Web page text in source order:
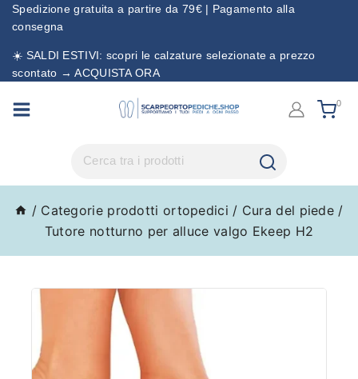
Spedizione gratuita a partire da 79€ | Pagamento alla
consegna
☀️ SALDI ESTIVI: scopri le calzature selezionate a prezzo
scontato → ACQUISTA ORA
0
/ Categorie prodotti ortopedici / Cura del piede /
Tutore notturno per alluce valgo Ekeep H2